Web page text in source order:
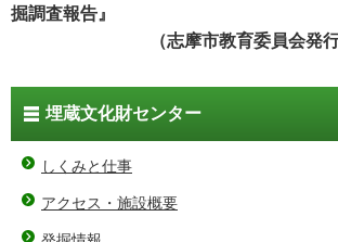
掘調査報告』
（志摩市教育委員会発行・
埋蔵文化財センター
しくみと仕事
アクセス・施設概要